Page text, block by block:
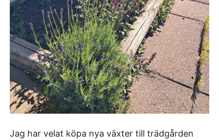
Jag har velat köpa nya växter till trädgården